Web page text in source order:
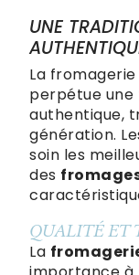
UNE
La fromagerie
perpétue
authentique,
génération.
soin les
des
QUALITÉ ET
La